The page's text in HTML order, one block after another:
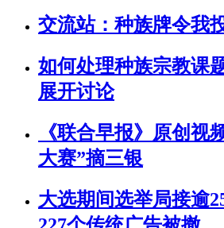
交流站：种族牌令我
如何处理种族宗教课
展开讨论
《联合早报》原创视
大赛”摘三银
大选期间选举局接逾